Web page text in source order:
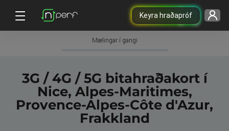
Keyra hraðapróf
Mælingar í gangi
3G / 4G / 5G bitahraðakort í
Nice, Alpes-Maritimes,
Provence-Alpes-Côte d'Azur,
Frakkland